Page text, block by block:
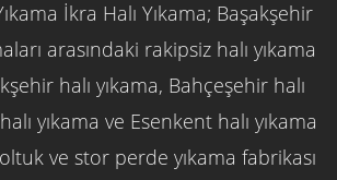
İkra Halı Yıkama; Başakşehir
arasındaki rakipsiz halı yıkama
halı yıkama, Bahçeşehir halı
yıkama ve Esenkent halı yıkama
ve stor perde yıkama fabrikası